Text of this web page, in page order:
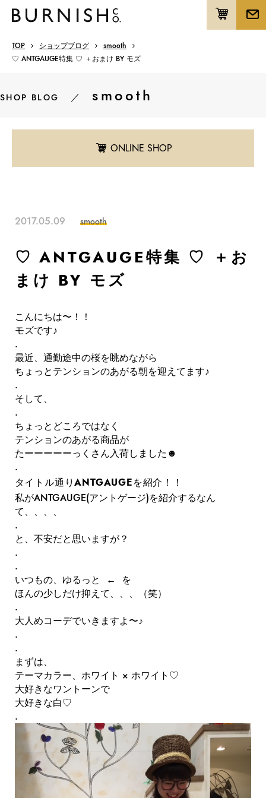
TOP ショップブログ
smooth
♡ ANTGAUGE特集 ♡ ＋おまけ BY モズ
SHOP BLOG ／ smooth
ONLINE SHOP
2017.05.09 smooth
♡ ANTGAUGE特集 ♡ ＋お
まけ BY モズ
こんにちは〜！！
モズです♪
.
最近、通勤途中の桜を眺めながら
ちょっとテンションのあがる朝を迎えてます♪
.
そして、
.
ちょっとどころではなく
テンションのあがる商品が
たーーーーーっくさん入荷しました☻
.
タイトル通りANTGAUGEを紹介！！
私がANTGAUGE(アントゲージ)を紹介するなん
て、、、、
.
と、不安だと思いますが？
.
.
いつもの、ゆるっと ← を
ほんの少しだけ抑えて、、、（笑）
.
大人めコーデでいきますよ〜♪
.
.
まずは、
テーマカラー、ホワイト × ホワイト♡
大好きなワントーンで
大好きな白♡
.